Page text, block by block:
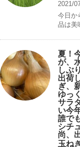
2021/
今日か
品は美
夏！
が、
しぶ
出荷
ぎ、
ゆっ
サラ
い今
誰で
シチ
尚、
玉ね